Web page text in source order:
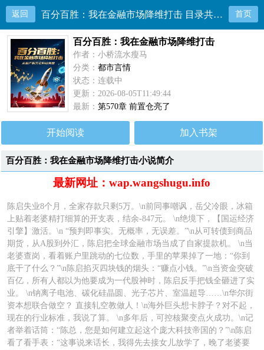
返回 百分百胜：我在金融市场降维打击 目录共570章 首页
百分百胜：我在金融市场降维打击
作者：小桥流水瘦马
分类：都市言情
状态：连载中
更新：2026-08-05T11:49:44
最新：第570章 前置仓亮了
开始阅读 加入书架
百分百胜：我在金融市场降维打击小说简介
最新网址：wap.wangshugu.info
陈启失业8个月，全家存款只剩5万。\n前同事嘲讽，岳父冷眼，冰箱
上贴着老婆精打细算的开支表，结余-847元。 \n绝境下，【国运经济
引擎】激活。\n “预判即事实。无概率，无误差。”\n从可转债到商品
期货，从A股到外汇，陈启把全球金融市场当成了自家提款机。 \n当
老婆查岗，看着账户里跳动的七位数，手里的苹果掉了一地：“你到
底干了什么？”\n陈启掐灭四块钱的烟头：“赚点小钱。”\n当资金突破
百亿，所有人都以为他要成为一代股神时，陈启反手把钱全砸进了实
业。 \n钠离子电池、碳化硅晶圆、光子芯片、室温超导……\n华尔街
资本想联合做空？ 直接轧空教做人！\n海外巨头想卡脖子？对不起，
现在的行业标准，我说了算。 \n多年后，可控核聚变点火成功。\n记
者举着话筒：“陈总，您是如何建立起这个庞大科技帝国的？”\n陈启
看了看手表：“这事说来话长，我得先去接女儿放学了，晚了老婆要